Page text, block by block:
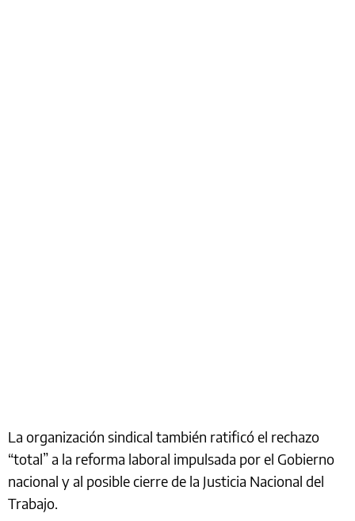
La organización sindical también ratificó el rechazo
“total” a la reforma laboral impulsada por el Gobierno
nacional y al posible cierre de la Justicia Nacional del
Trabajo.